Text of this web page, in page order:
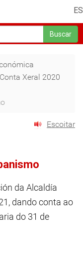
ES
Buscar
Xeral 2020
Escoitar
da Alcaldía
dando conta ao
do 31 de